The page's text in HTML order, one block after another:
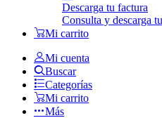
Descarga tu factura
Consulta y descarga
Mi carrito
Mi cuenta
Buscar
Categorías
Mi carrito
Más